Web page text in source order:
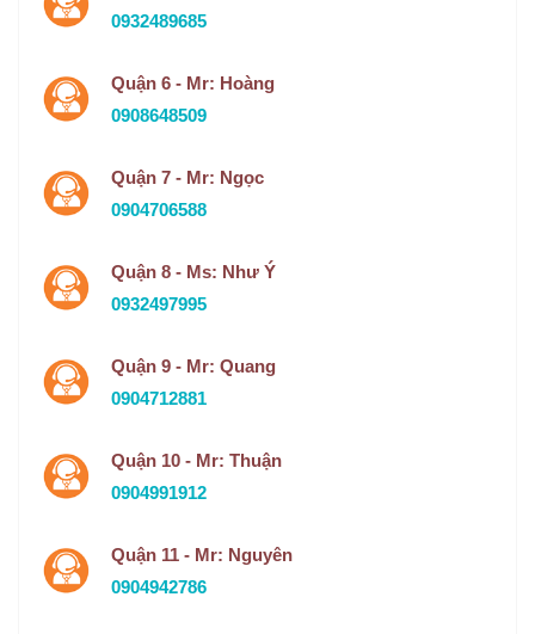
0932489685
Quận 6 - Mr: Hoàng
0908648509
Quận 7 - Mr: Ngọc
0904706588
Quận 8 - Ms: Như Ý
0932497995
Quận 9 - Mr: Quang
0904712881
Quận 10 - Mr: Thuận
0904991912
Quận 11 - Mr: Nguyên
0904942786